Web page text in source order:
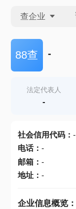
查企业
查企业
查产地
88查 -
法定代表人
-
社会信用代码： -
电话： -
邮箱： -
地址： -
企业信息概览：